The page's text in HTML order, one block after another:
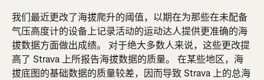
我们最近更改了海拔爬升的阈值，以期在为那些在未配备
气压高度计的设备上记录活动的运动达人提供更准确的海
拔数据方面做出成绩。 对于绝大多数人来说，这些更改提
高了 Strava 上所报告海拔数据的质量。 在某些地区，海
拔底图的基础数据的质量较差，因而导致 Strava 上的总海